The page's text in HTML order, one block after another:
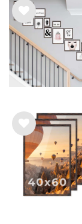
List
e de
sou
List
e de
sou
hait
s